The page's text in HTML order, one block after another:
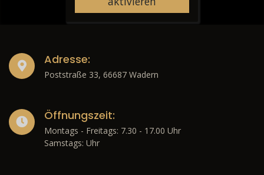
Adresse:
Poststraße 33, 66687 Wadern
Öffnungszeit:
Montags - Freitags: 7.30 - 17.00 Uhr
Samstags: Uhr